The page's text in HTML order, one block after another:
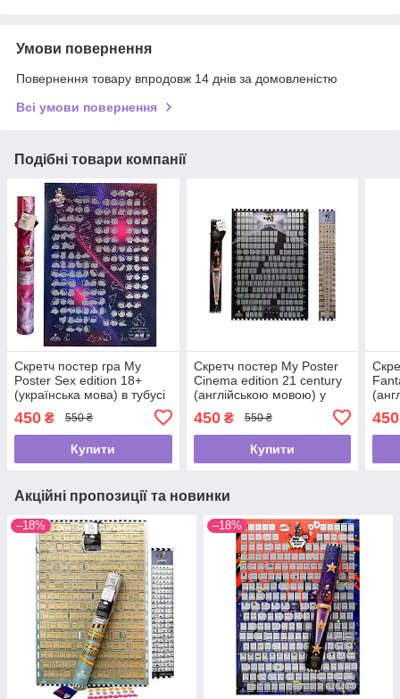
Умови повернення
Повернення товару впродовж 14 днів за домовленістю
Всі умови повернення
Подібні товари компанії
Скретч постер гра My
Poster Sex edition 18+
(українська мова) в тубусі
450 ₴ 550 ₴
Купити
Скретч постер My Poster
Cinema edition 21 century
(англійською мовою) у
450₴ 550 ₴
Купити
450
Акційні пропозиції та новинки
–18% –18%